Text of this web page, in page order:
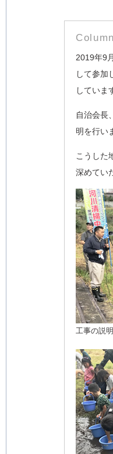
Column
2019年9
して参加
していま
自治会長
明を行い
こうした
深めてい
工事の説